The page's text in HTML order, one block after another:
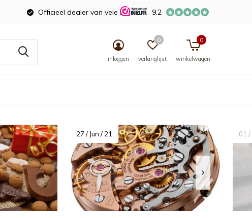
inloggen verlanglijst
0
winkelwagen
0
Officieel dealer van vele merken 9.2
27 / Jun / 21 01 /